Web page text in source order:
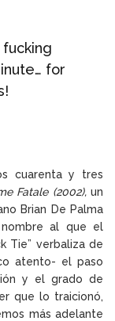
for
cuarenta y tres
Fatale (2002),un
Brian De Palma
al que el
Tie” verbaliza de
atento- el paso
y el grado de
que lo traicionó,
más adelante